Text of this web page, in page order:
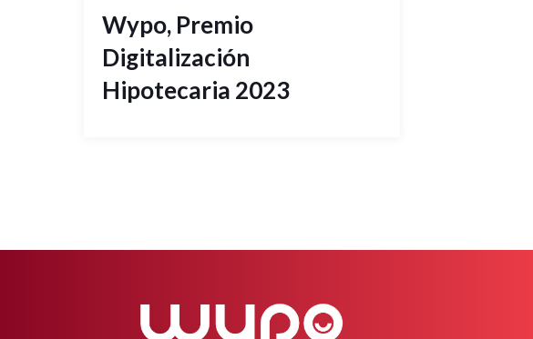
Wypo, Premio
Digitalización
Hipotecaria 2023